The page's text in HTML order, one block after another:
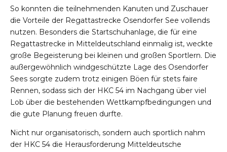
So konnten die teilnehmenden Kanuten und Zuschauer
die Vorteile der Regattastrecke Osendorfer See vollends
nutzen. Besonders die Startschuhanlage, die für eine
Regattastrecke in Mitteldeutschland einmalig ist, weckte
große Begeisterung bei kleinen und großen Sportlern. Die
außergewöhnlich windgeschützte Lage des Osendorfer
Sees sorgte zudem trotz einigen Böen für stets faire
Rennen, sodass sich der HKC 54 im Nachgang über viel
Lob über die bestehenden Wettkampfbedingungen und
die gute Planung freuen durfte.
Nicht nur organisatorisch, sondern auch sportlich nahm
der HKC 54 die Herausforderung Mitteldeutsche